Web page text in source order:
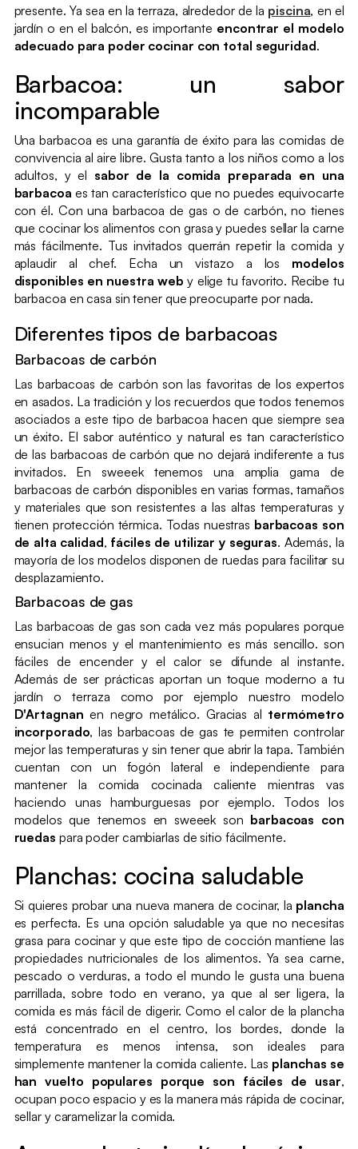
presente. Ya sea en la terraza, alrededor de la piscina, en el
jardín o en el balcón, es importante encontrar el modelo
adecuado para poder cocinar con total seguridad.
Barbacoa: un sabor
incomparable
Una barbacoa es una garantía de éxito para las comidas de
convivencia al aire libre. Gusta tanto a los niños como a los
adultos, y el sabor de la comida preparada en una
barbacoa es tan característico que no puedes equivocarte
con él. Con una barbacoa de gas o de carbón, no tienes
que cocinar los alimentos con grasa y puedes sellar la carne
más fácilmente. Tus invitados querrán repetir la comida y
aplaudir al chef. Echa un vistazo a los modelos
disponibles en nuestra web y elige tu favorito. Recibe tu
barbacoa en casa sin tener que preocuparte por nada.
Diferentes tipos de barbacoas
Barbacoas de carbón
Las barbacoas de carbón son las favoritas de los expertos
en asados. La tradición y los recuerdos que todos tenemos
asociados a este tipo de barbacoa hacen que siempre sea
un éxito. El sabor auténtico y natural es tan característico
de las barbacoas de carbón que no dejará indiferente a tus
invitados. En sweeek tenemos una amplia gama de
barbacoas de carbón disponibles en varias formas, tamaños
y materiales que son resistentes a las altas temperaturas y
tienen protección térmica. Todas nuestras barbacoas son
de alta calidad, fáciles de utilizar y seguras. Además, la
mayoría de los modelos disponen de ruedas para facilitar su
desplazamiento.
Barbacoas de gas
Las barbacoas de gas son cada vez más populares porque
ensucian menos y el mantenimiento es más sencillo. son
fáciles de encender y el calor se difunde al instante.
Además de ser prácticas aportan un toque moderno a tu
jardín o terraza como por ejemplo nuestro modelo
D'Artagnan en negro metálico. Gracias al termómetro
incorporado, las barbacoas de gas te permiten controlar
mejor las temperaturas y sin tener que abrir la tapa. También
cuentan con un fogón lateral e independiente para
mantener la comida cocinada caliente mientras vas
haciendo unas hamburguesas por ejemplo. Todos los
modelos que tenemos en sweeek son barbacoas con
ruedas para poder cambiarlas de sitio fácilmente.
Planchas: cocina saludable
Si quieres probar una nueva manera de cocinar, la plancha
es perfecta. Es una opción saludable ya que no necesitas
grasa para cocinar y que este tipo de cocción mantiene las
propiedades nutricionales de los alimentos. Ya sea carne,
pescado o verduras, a todo el mundo le gusta una buena
parrillada, sobre todo en verano, ya que al ser ligera, la
comida es más fácil de digerir. Como el calor de la plancha
está concentrado en el centro, los bordes, donde la
temperatura es menos intensa, son ideales para
simplemente mantener la comida caliente. Las planchas se
han vuelto populares porque son fáciles de usar,
ocupan poco espacio y es la manera más rápida de cocinar,
sellar y caramelizar la comida.